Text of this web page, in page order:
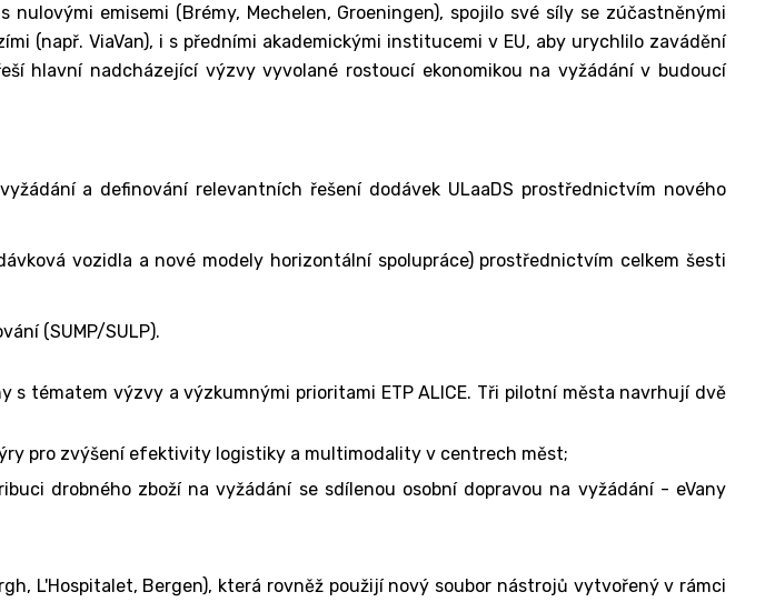
emisemi (Brémy, Mechelen, Groeningen), spojilo své síly se zúčastněnými
(např. ViaVan), i s předními akademickými institucemi v EU, aby urychlilo zavádění
hlavní nadcházející výzvy vyvolané rostoucí ekonomikou na vyžádání v budoucí
a definování relevantních řešení dodávek ULaaDS prostřednictvím nového
vozidla a nové modely horizontální spolupráce) prostřednictvím celkem šesti
(SUMP/SULP).
s tématem výzvy a výzkumnými prioritami ETP ALICE. Tři pilotní města navrhují dvě
pro zvýšení efektivity logistiky a multimodality v centrech měst;
drobného zboží na vyžádání se sdílenou osobní dopravou na vyžádání - eVany
L'Hospitalet, Bergen), která rovněž použijí nový soubor nástrojů vytvořený v rámci